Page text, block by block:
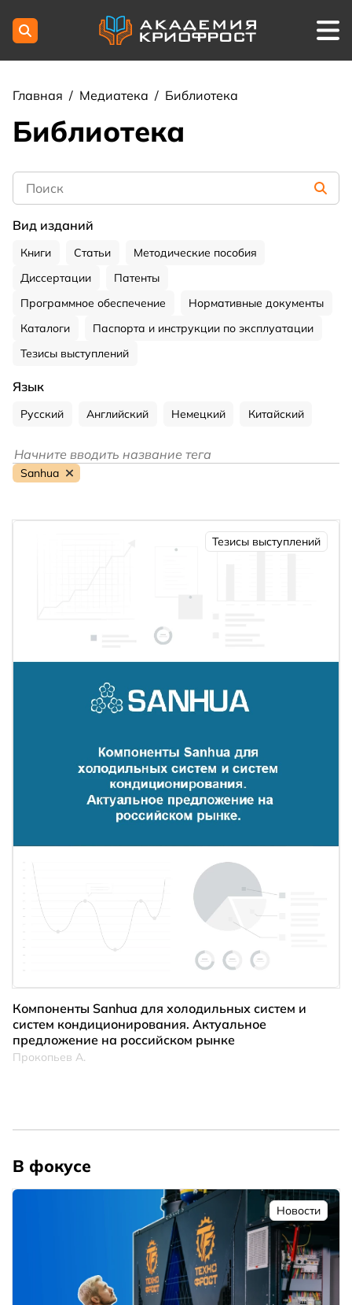
Главная / Медиатека / Библиотека
Библиотека
Вид изданий
Книги Статьи
Методические пособия
Диссертации
Патенты
Программное обеспечение
Нормативные документы
Каталоги
Паспорта и инструкции по эксплуатации
Тезисы выступлений
Язык
Русский Английский Немецкий Китайский
Sanhua
Тезисы выступлений
Компоненты Sanhua для холодильных систем и
систем кондиционирования. Актуальное
предложение на российском рынке
Прокопьев А.
В фокусе
Новости